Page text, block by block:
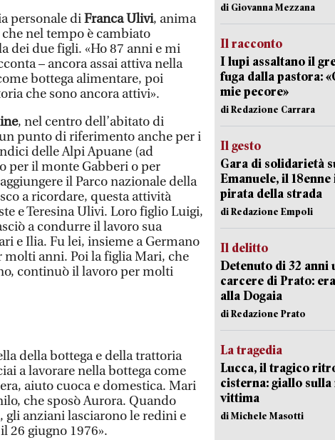
personale diFranca Ulivi, anima
nel tempo è cambiato
dei due figli. «Ho 87 anni e mi
– ancora assai attiva nella
bottega alimentare, poi
che sono ancora attivi».
, nel centro dell’abitato di
punto di riferimento anche per i
delle Alpi Apuane (ad
per il monte Gabberi o per
il Parco nazionale della
a ricordare, questa attività
e Teresina Ulivi. Loro figlio Luigi,
a condurre il lavoro sua
e Ilia. Fu lei, insieme a Germano
anni. Poi la figlia Mari, che
continuò il lavoro per molti
della bottega e della trattoria
a lavorare nella bottega come
aiuto cuoca e domestica. Mari
che sposò Aurora. Quando
gli anziani lasciarono le redini e
26 giugno 1976».
di Giovanna Mezzana
Il racconto
I lupi assaltano il
fuga dalla pastora:
mie pecore»
di Redazione Carrara
Il gesto
Gara di solidarietà
Emanuele, il
pirata della strada
di Redazione Empoli
Il delitto
Detenuto di 32 anni
carcere di Prato:
alla Dogaia
di Redazione Prato
La tragedia
Lucca, il tragico
cisterna: giallo sulla
vittima
di Michele Masotti